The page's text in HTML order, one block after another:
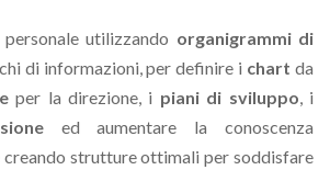
utilizzando organigrammi di
di informazioni, per definire i chart da
per la direzione, i piani di sviluppo , i
ed aumentare la conoscenza
creando strutture ottimali per soddisfare